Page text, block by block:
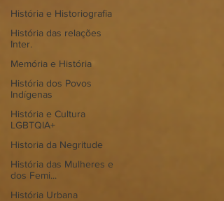
História e Historiografia
História das relações
Inter.
Memória e História
História dos Povos
Indígenas
História e Cultura
LGBTQIA+
Historia da Negritude
História das Mulheres e
dos Femi...
História Urbana